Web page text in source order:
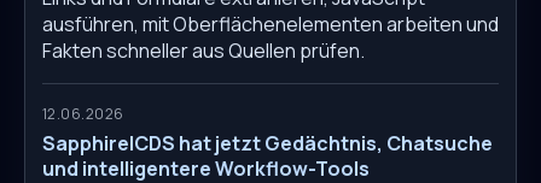
ausführen, mit Oberflächenelementen arbeiten und
Fakten schneller aus Quellen prüfen.
12.06.2026
SapphireICDS hat jetzt Gedächtnis, Chatsuche
und intelligentere Workflow-Tools